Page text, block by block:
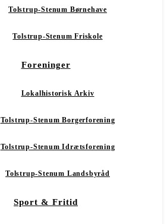
Tolstrup-Stenum Børnehave
Tolstrup-Stenum Friskole
Foreninger
Lokalhistorisk Arkiv
Tolstrup-Stenum Borgerforening
Tolstrup-Stenum Idrætsforening
Tolstrup-Stenum Landsbyråd
Sport & Fritid